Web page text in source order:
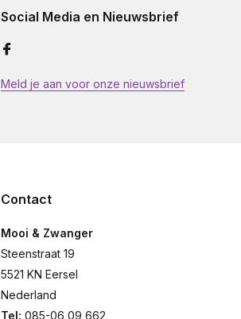
Social Media en Nieuwsbrief
Meld je aan voor onze nieuwsbrief
Contact
Mooi & Zwanger
Steenstraat 19
5521 KN Eersel
Nederland
Tel: 085-06 09 662